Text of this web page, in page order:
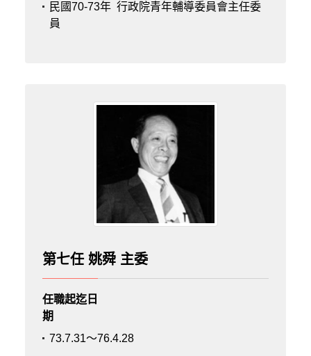
民國70-73年 行政院青年輔導委員會主任委
員
第七任 姚舜 主委
任職起迄日
期
73.7.31～76.4.28